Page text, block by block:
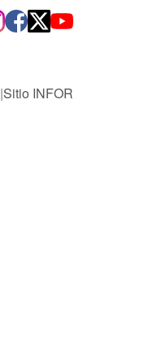
|Sitio INFOR